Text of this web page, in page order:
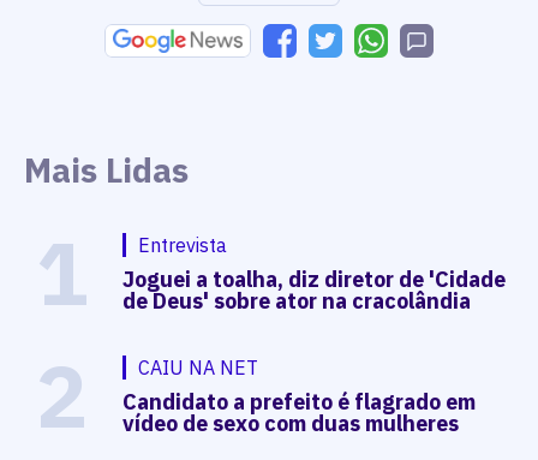
Mais Lidas
1 Entrevista
Joguei a toalha, diz diretor de 'Cidade
de Deus' sobre ator na cracolândia
2 CAIU NA NET
Candidato a prefeito é flagrado em
vídeo de sexo com duas mulheres